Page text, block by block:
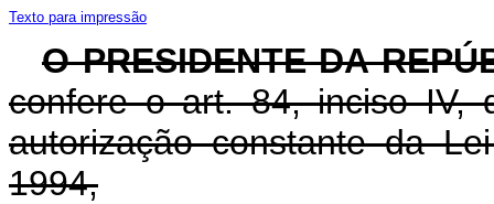
Texto para impressão
O PRESIDENTE DA
confere o art. 84, inciso IV,
autorização constante da
1994,